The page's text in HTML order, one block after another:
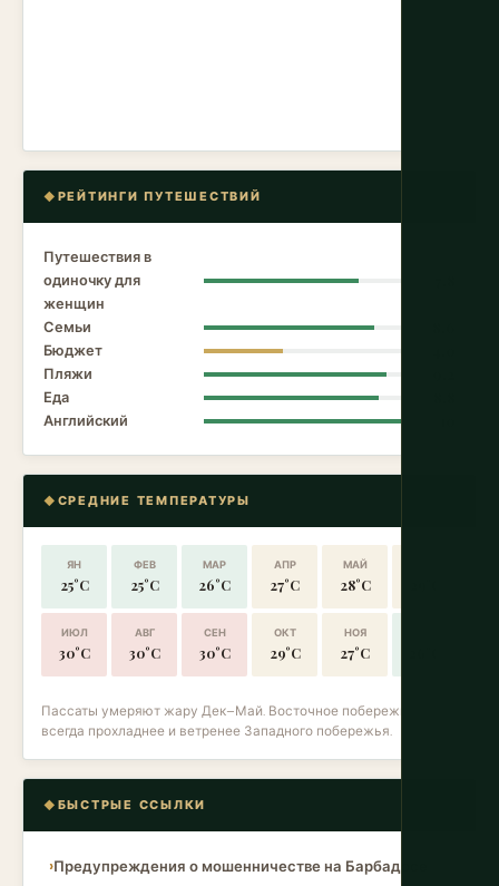
РЕЙТИНГИ ПУТЕШЕСТВИЙ
Путешествия в
одиночку для
женщин
Семьи
Бюджет
Пляжи
Еда
Английский
СРЕДНИЕ ТЕМПЕРАТУРЫ
ЯН
25°C
ФЕВ
25°C
МАР
26°C
АПР
27°C
МАЙ
28°C
ИЮЛ
30°C
АВГ
30°C
СЕН
30°C
ОКТ
29°C
НОЯ
27°C
Пассаты умеряют жару Дек–Май. Восточное побережье
всегда прохладнее и ветренее Западного побережья.
БЫСТРЫЕ ССЫЛКИ
Предупреждения о мошенничестве на Барбадосе